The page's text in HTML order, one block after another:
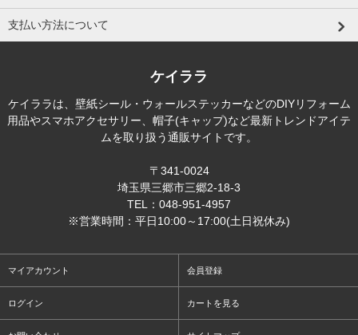
支払い方法について
ケイララ
ケイララは、壁紙シール・ウォールステッカーなどのDIYリフォーム
用品やスマホアクセサリー、帽子(キャップ)など最新トレンドアイテ
ムを取り扱う通販サイトです。
〒341-0024
埼玉県三郷市三郷2-18-3
TEL：048-951-4957
※営業時間：平日10:00～17:00(土日祝休み)
マイアカウント 会員登録
ログイン カートを見る